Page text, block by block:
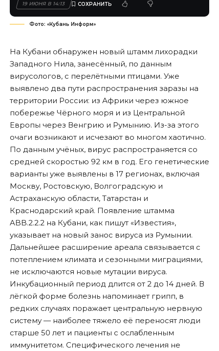
19 ИЮНЯ В 14:13
Фото: «Кубань Информ»
На Кубани обнаружен новый штамм лихорадки
Западного Нила, занесённый, по данным
вирусологов, с перелётными птицами. Уже
выявлено два пути распространения заразы на
территории России: из Африки через южное
побережье Чёрного моря и из Центральной
Европы через Венгрию и Румынию. Из-за этого
очаги возникают и исчезают во многом хаотично.
По данным учёных, вирус распространяется со
средней скоростью 92 км в год. Его генетические
варианты уже выявлены в 17 регионах, включая
Москву, Ростовскую, Волгоградскую и
Астраханскую области, Татарстан и
Краснодарский край. Появление штамма
ABB.2.2.2 на Кубани, как пишут «Известия»,
указывает на новый занос вируса из Румынии.
Дальнейшее расширение ареала связывается с
потеплением климата и сезонными миграциями,
не исключаются новые мутации вируса.
Инкубационный период длится от 2 до 14 дней. В
лёгкой форме болезнь напоминает грипп, в
редких случаях поражает центральную нервную
систему — наиболее тяжело её переносят люди
старше 50 лет и пациенты с ослабленным
иммунитетом. Специфического лечения не